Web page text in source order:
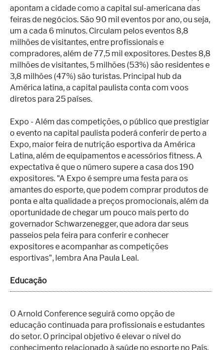
apontam a cidade como a capital sul-americana das
feiras de negócios. São 90 mil eventos por ano, ou seja,
um a cada 6 minutos. Circulam pelos eventos 8,8
milhões de visitantes, entre profissionais e
compradores, além de 77,5 mil expositores. Destes 8,8
milhões de visitantes, 5 milhões (53%) são residentes e
3,8 milhões (47%) são turistas. Principal hub da
América latina, a capital paulista conta com voos
diretos para 25 países.
Expo - Além das competições, o público que prestigiar
o evento na capital paulista poderá conferir de perto a
Expo, maior feira de nutrição esportiva da América
Latina, além de equipamentos e acessórios fitness. A
expectativa é que o número supere a casa dos 190
expositores. "A Expo é sempre uma festa para os
amantes do esporte, que podem comprar produtos de
ponta e alta qualidade a preços promocionais, além da
oportunidade de chegar um pouco mais perto do
governador Schwarzenegger, que adora dar seus
passeios pela feira para conferir e conhecer
expositores e acompanhar as competições
esportivas", lembra Ana Paula Leal.
Educação
O Arnold Conference seguirá como opção de
educação continuada para profissionais e estudantes
do setor. O principal objetivo é elevar o nível do
conhecimento relacionado à saúde no esporte no País.